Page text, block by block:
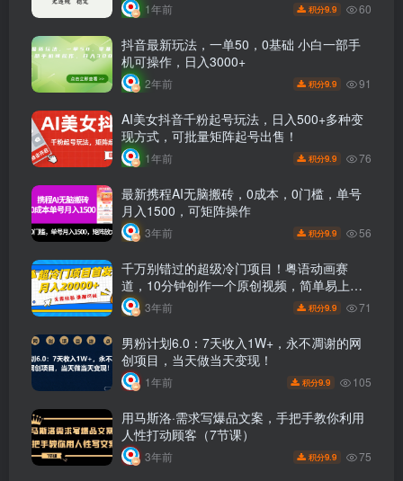
1年前 积分9.9 60
抖音最新玩法，一单50，0基础 小白一部手
机可操作，日入3000+
2年前 积分9.9 91
AI美女抖音千粉起号玩法，日入500+多种变
现方式，可批量矩阵起号出售！
1年前 积分9.9 76
最新携程AI无脑搬砖，0成本，0门槛，单号
月入1500，可矩阵操作
3年前 积分9.9 56
千万别错过的超级冷门项目！粤语动画赛
道，10分钟创作一个原创视频，简单易上
手，月入1w！
3年前 积分9.9 71
男粉计划6.0：7天收入1W+，永不凋谢的网
创项目，当天做当天变现！
1年前 积分9.9 105
用马斯洛·需求写爆品文案，手把手教你利用
人性打动顾客（7节课）
3年前 积分9.9 75